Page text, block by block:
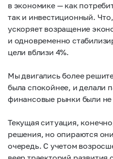
в экономике — как
так и инвестиционный.
ускоряет возращение
и одновременно
цели вблизи 4%.
Мы двигались более
была спокойнее, и делали
финансовые рынки были
Текущая ситуация,
решения, но опираются
очередь. С учетом